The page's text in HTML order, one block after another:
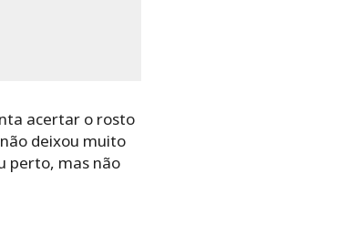
acertar o rosto
deixou muito
perto, mas não